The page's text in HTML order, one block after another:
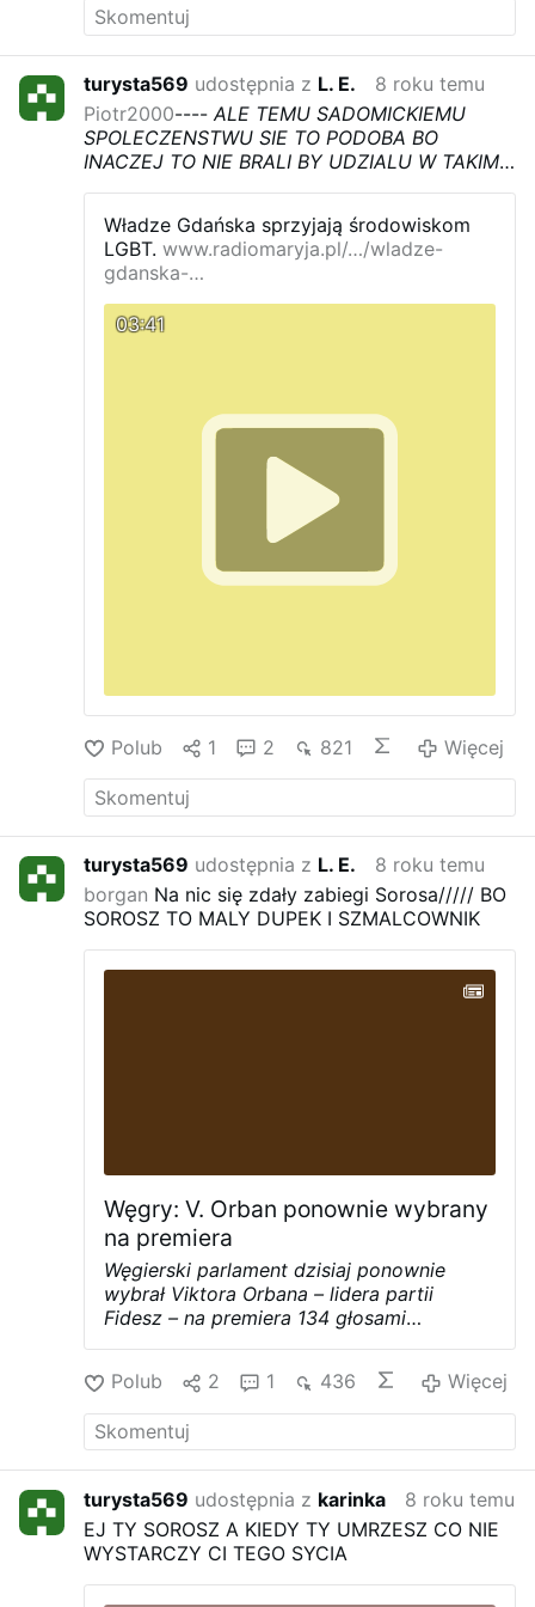
gotówkowe zyskują coraz większą
programu reprezentują ponad 160
rodzajów działalności. Największy udział
(32 proc.) mają sklepy różnych branż m.in.
odzieżowe, obuwnicze, sklepy z
elektroniką i wielobranżowe. Na kolejnym
miejscu (z udziałem 26 proc.) plasują się
punkty usługowe dla mieszkańców -
fryzjerzy, mechanicy samochodowi, salony
piękności. Trzecie miejsce z udziałem 11
proc. przypada sklepom spożywczym. Do
programu mogą się zgłaszać mikro, mali i
usługi, a w ostatnim roku w swoim punkcie
handlowo-usługowym nie akceptowali
płatności bezgotówkowych …
turysta569 udostępnia z L. E.
8 roku temu
Piotr2000----ALE TEMU SADOMICKIEMU
SPOLECZENSTWU SIE TO PODOBA BO
INACZEJ TO NIE BRALI BY UDZIALU W TAKIM
Władze Gdańska sprzyjają środowiskom
LGBT. www.radiomaryja.pl/…/wladze-
gdanska-…
03:41
Polub 1 2 821 Więcej
turysta569 udostępnia z L. E.
8 roku temu
borgan Na nic się zdały zabiegi Sorosa///// BO
SOROSZ TO MALY DUPEK I SZMALCOWNIK
Węgry: V. Orban ponownie wybrany
na premiera
Węgierski parlament dzisiaj ponownie
wybrał Viktora Orbana – lidera partii
Fidesz – na premiera 134 głosami
odnotowuje, że niektóre partie opozycyjne
zbojkotowały głosowanie. W wyborach z 8
kwietnia rządząca koalicja
konserwatywnego Fideszu i znacznie od
Demokratycznej Partii Ludowej zdobyła
133 z łącznie 199 mandatów, co zapewnia
jej niezbędną do nowelizowania
konstytucji większość dwóch trzecich.
letni Viktor Orban został premierem po raz
Polub 2 1 436 Więcej
turysta569 udostępnia z karinka
8 roku temu
EJ TY SOROSZ A KIEDY TY UMRZESZ CO NIE
WYSTARCZY CI TEGO SYCIA